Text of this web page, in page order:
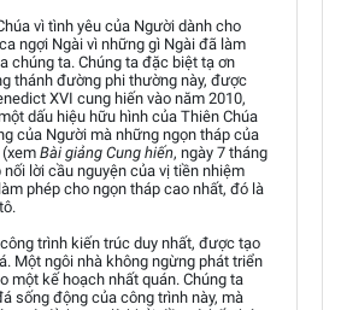
vì tình yêu của Người dành cho
ngợi Ngài vì những gì Ngài đã làm
chúng ta. Chúng ta đặc biệt tạ ơn
thánh đường phi thường này, được
XVI cung hiến vào năm 2010,
dấu hiệu hữu hình của Thiên Chúa
của Người mà những ngọn tháp của
Bài giảng Cung hiến, ngày 7 tháng
nối lời cầu nguyện của vị tiền nhiệm
phép cho ngọn tháp cao nhất, đó là
trình kiến trúc duy nhất, được tạo
Một ngôi nhà không ngừng phát triển
một kế hoạch nhất quán. Chúng ta
sống động của công trình này, mà